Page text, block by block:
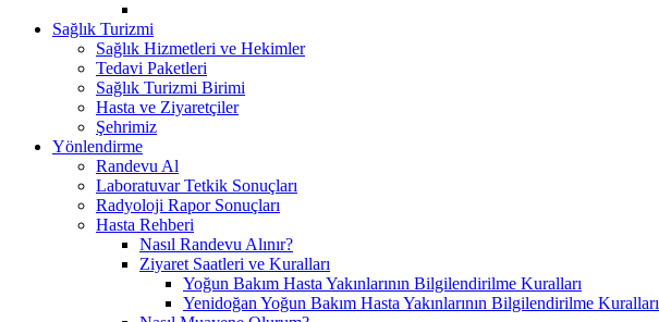
Sağlık Turizmi
Sağlık Hizmetleri ve Hekimler
Tedavi Paketleri
Sağlık Turizmi Birimi
Hasta ve Ziyaretçiler
Şehrimiz
Yönlendirme
Randevu Al
Laboratuvar Tetkik Sonuçları
Radyoloji Rapor Sonuçları
Hasta Rehberi
Nasıl Randevu Alınır?
Ziyaret Saatleri ve Kuralları
Yoğun Bakım Hasta Yakınlarının Bilgilendirilme Kuralları
Yenidoğan Yoğun Bakım Hasta Yakınlarının Bilgilendirilme Kuralları